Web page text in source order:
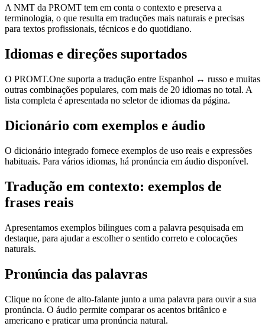
A NMT da PROMT tem em conta o contexto e preserva a
terminologia, o que resulta em traduções mais naturais e precisas
para textos profissionais, técnicos e do quotidiano.
Idiomas e direções suportados
O PROMT.One suporta a tradução entre Espanhol ↔ russo e muitas
outras combinações populares, com mais de 20 idiomas no total. A
lista completa é apresentada no seletor de idiomas da página.
Dicionário com exemplos e áudio
O dicionário integrado fornece exemplos de uso reais e expressões
habituais. Para vários idiomas, há pronúncia em áudio disponível.
Tradução em contexto: exemplos de
frases reais
Apresentamos exemplos bilingues com a palavra pesquisada em
destaque, para ajudar a escolher o sentido correto e colocações
naturais.
Pronúncia das palavras
Clique no ícone de alto-falante junto a uma palavra para ouvir a sua
pronúncia. O áudio permite comparar os acentos britânico e
americano e praticar uma pronúncia natural.